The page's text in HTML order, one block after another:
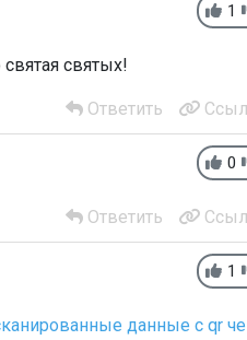
1
святых!
Ответить
0
Ответить
1
данные с qr